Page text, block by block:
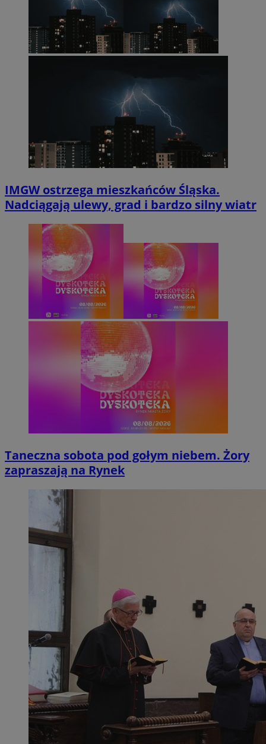
IMGW ostrzega mieszkańców Śląska.
Nadciągają ulewy, grad i bardzo silny wiatr
Taneczna sobota pod gołym niebem. Żory
zapraszają na Rynek